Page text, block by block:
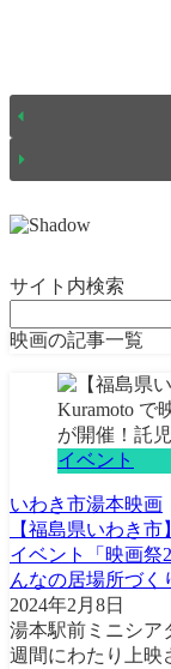
サイト内検索
映画の記事一覧
イベント
いわき市湯本映画
【福島県いわき
イベント「映画祭
んなの居場所づく
2024年2月8日
湯本駅前ミニシア
週間にわたり上映